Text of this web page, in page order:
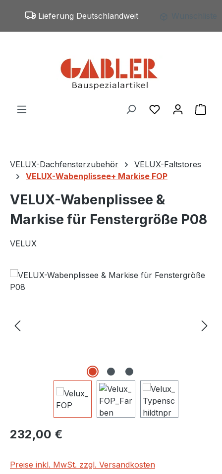
Zum Hauptinhalt springen
Lieferung Deutschlandweit
Du hast 0
VELUX-Dachfensterzubehör
VELUX-Faltstores
VELUX-Wabenplissee+ Markise FOP
VELUX-Wabenplissee &
Markise für Fenstergröße P08
VELUX
Bildergalerie überspringen
Regulärer Preis:
232,00 €
Preise inkl. MwSt. zzgl. Versandkosten